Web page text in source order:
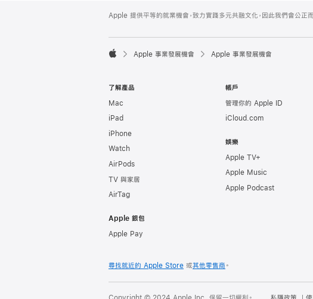
Footer
Apple 提供平等的就業機會，致力實踐多元共融文化，因此我們會公

Apple 事業發展機會 Apple 事業發展機會
了解產品
Mac
iPad
iPhone
Watch
AirPods
TV 與家居
AirTag
Apple 銀包
Apple Pay
帳戶
管理你的 Apple ID
iCloud.com
娛樂
Apple TV+
Apple Music
Apple Podcast
尋找就近的 Apple Store 或其他零售商 。